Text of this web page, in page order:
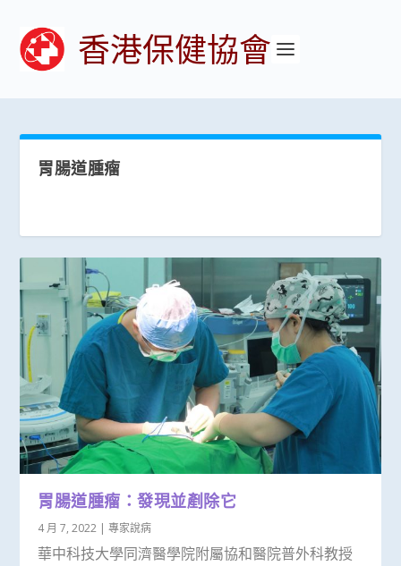
香港保健協會
胃腸道腫瘤
胃腸道腫瘤：發現並剷除它
4 月 7, 2022 |專家說病
華中科技大學同濟醫學院附屬協和醫院普外科教授